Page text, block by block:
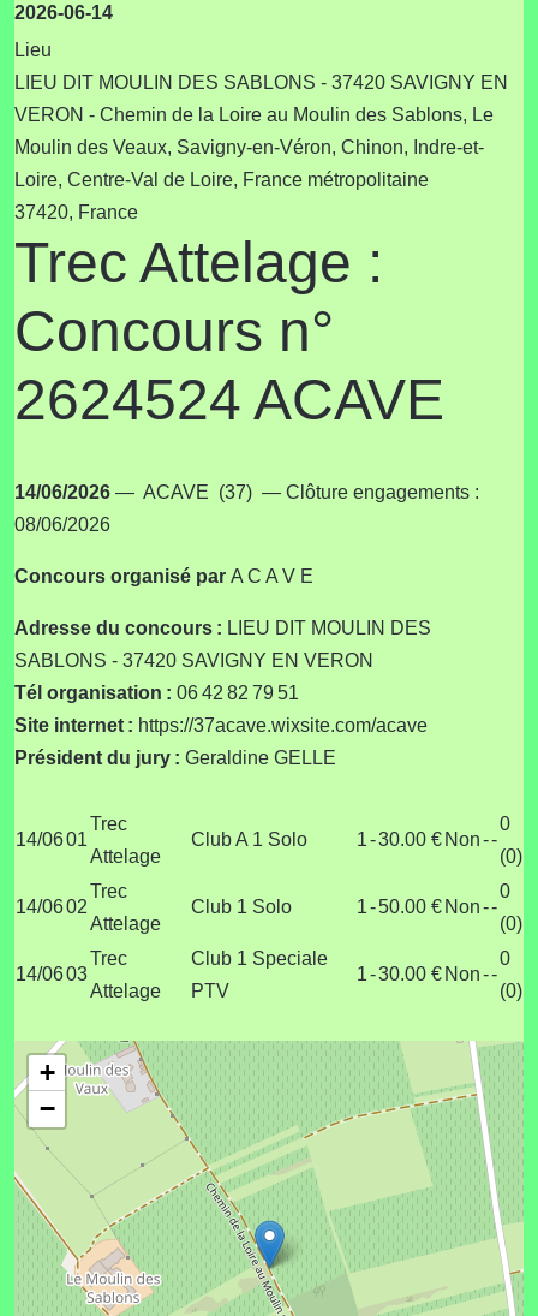
2026-06-14
Lieu
LIEU DIT MOULIN DES SABLONS - 37420 SAVIGNY EN
VERON - Chemin de la Loire au Moulin des Sablons, Le
Moulin des Veaux, Savigny-en-Véron, Chinon, Indre-et-
Loire, Centre-Val de Loire, France métropolitaine
37420, France
Trec Attelage :
Concours n°
2624524 ACAVE
14/06/2026 — ACAVE (37) — Clôture engagements :
08/06/2026
Concours organisé par A C A V E
Adresse du concours : LIEU DIT MOULIN DES
SABLONS - 37420 SAVIGNY EN VERON
Tél organisation : 06 42 82 79 51
Site internet : https://37acave.wixsite.com/acave
Président du jury : Geraldine GELLE
14/0601
Trec
Attelage
Club A 1 Solo 1-30.00 € Non--
0
(0)
14/0602
Trec
Attelage
Club 1 Solo 1-50.00 € Non--
0
(0)
14/0603
Trec
Attelage
Club 1 Speciale
PTV
1-30.00 € Non--
0
(0)
+
−